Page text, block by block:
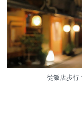
從飯店步行